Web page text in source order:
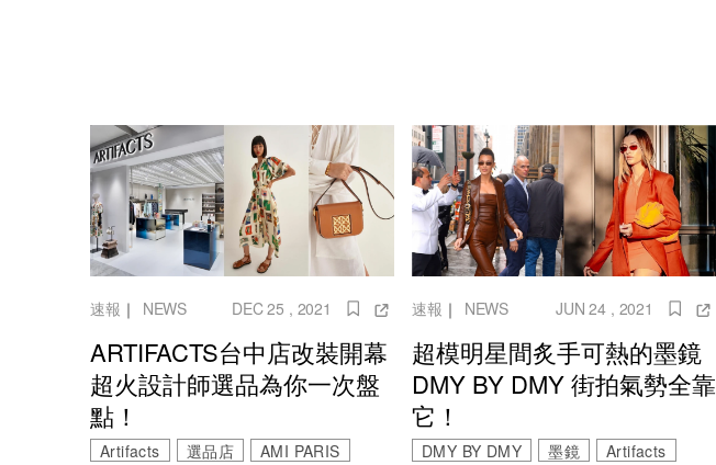
速報 ｜ NEWS DEC 25 , 2021
ARTIFACTS台中店改裝開幕
超火設計師選品為你一次盤
點！
Artifacts 選品店
AMI PARIS
速報 ｜ NEWS JUN 24 , 2021
超模明星間炙手可熱的墨鏡
DMY BY DMY 街拍氣勢全靠
它！
DMY BY DMY 墨鏡 Artifacts